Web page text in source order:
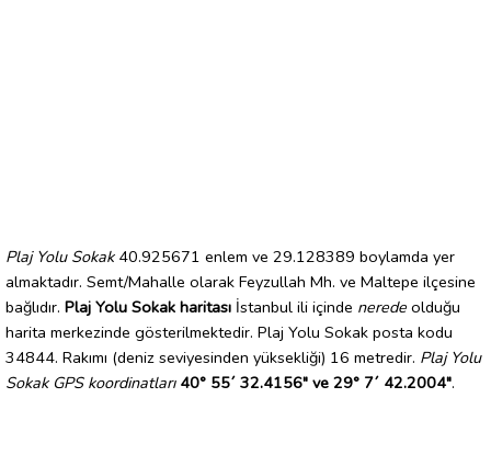
Plaj Yolu Sokak40.925671 enlem ve 29.128389 boylamda yer
almaktadır. Semt/Mahalle olarak Feyzullah Mh. ve Maltepe ilçesine
bağlıdır. Plaj Yolu Sokak haritası İstanbul ili içinde nerede olduğu
harita merkezinde gösterilmektedir. Plaj Yolu Sokak posta kodu
34844. Rakımı (deniz seviyesinden yüksekliği) 16 metredir. Plaj Yolu
Sokak GPS koordinatları 40° 55´ 32.4156" ve 29° 7´ 42.2004".